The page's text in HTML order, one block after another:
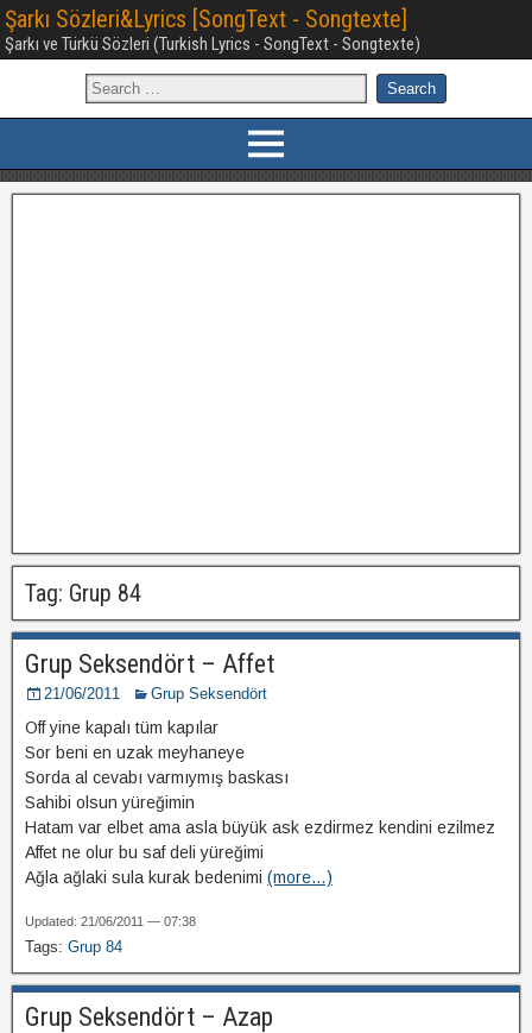
Şarkı Sözleri&Lyrics [SongText - Songtexte]
Şarkı ve Türkü Sözleri (Turkish Lyrics - SongText - Songtexte)
Tag: Grup 84
Grup Seksendört – Affet
21/06/2011 Grup Seksendört
Off yine kapalı tüm kapılar
Sor beni en uzak meyhaneye
Sorda al cevabı varmıymış baskası
Sahibi olsun yüreğimin
Hatam var elbet ama asla büyük ask ezdirmez kendini ezilmez
Affet ne olur bu saf deli yüreğimi
Ağla ağlaki sula kurak bedenimi (more…)
Updated: 21/06/2011 — 07:38
Tags: Grup 84
Grup Seksendört – Azap